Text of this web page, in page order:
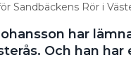
Sandbäckens Rör i
har
Och han